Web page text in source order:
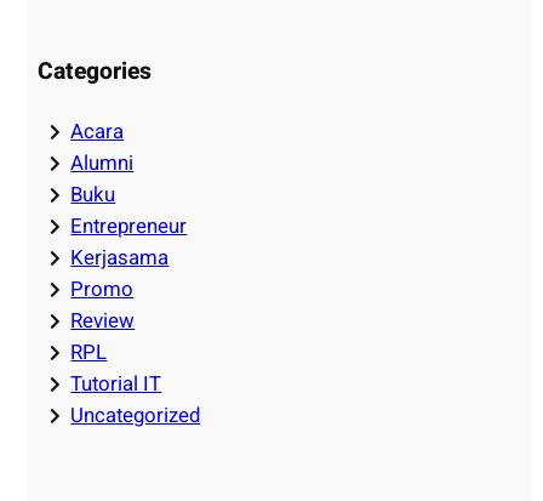
Categories
Acara
Alumni
Buku
Entrepreneur
Kerjasama
Promo
Review
RPL
Tutorial IT
Uncategorized